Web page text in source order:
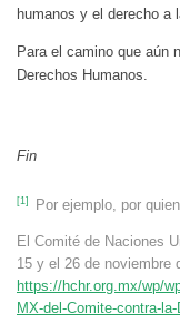
humanos y el derecho a
Para el camino que aún
Derechos Humanos.
Fin
[1] Por ejemplo, por
El Comité de Naciones
15 y el 26 de noviembre
https://hchr.org.mx/wp/
MX-del-Comite-contra-